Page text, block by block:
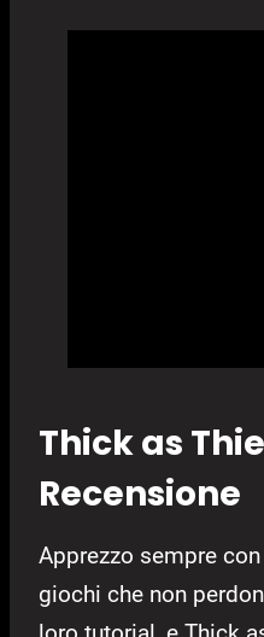
Thick as
Recensione
Apprezzo sempre
giochi che non